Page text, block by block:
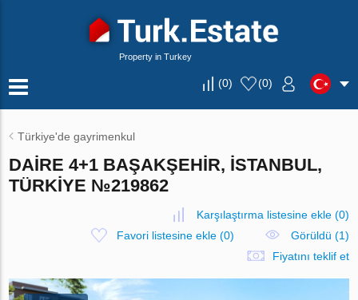
Property in Turkey
(0) (0)
Türkiye'de gayrimenkul
DAIRE 4+1 BAŞAKŞEHIR, İSTANBUL,
TÜRKIYE №219862
Karşılaştırma listesine ekle(0)
Favori listesine ekle(0)
Görüldü (1)
Fiyatını teklif et